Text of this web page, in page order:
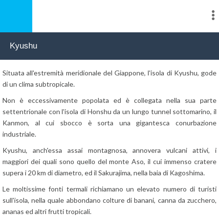
Kyushu
Situata all'estremità meridionale del Giappone, l'isola di Kyushu, gode
di un clima subtropicale.
Non è eccessivamente popolata ed è collegata nella sua parte
settentrionale con l'isola di Honshu da un lungo tunnel sottomarino, il
Kanmon, al cui sbocco è sorta una gigantesca conurbazione
industriale.
Kyushu, anch'essa assai montagnosa, annovera vulcani attivi, i
maggiori dei quali sono quello del monte Aso, il cui immenso cratere
supera i 20 km di diametro, ed il Sakurajima, nella baia di Kagoshima.
Le moltissime fonti termali richiamano un elevato numero di turisti
sull'isola, nella quale abbondano colture di banani, canna da zucchero,
ananas ed altri frutti tropicali.